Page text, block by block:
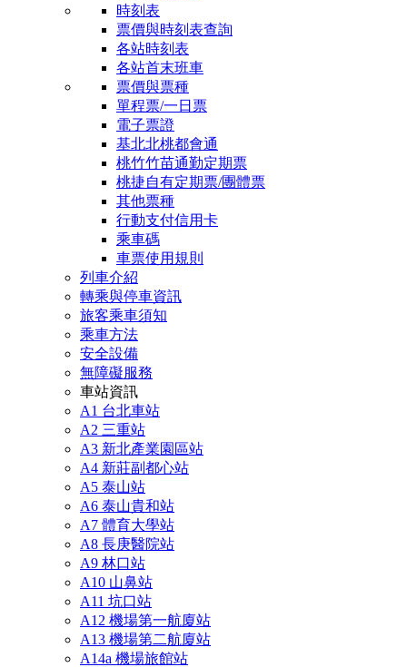
時刻表
票價與時刻表查詢
各站時刻表
各站首末班車
票價與票種
單程票/一日票
電子票證
基北北桃都會通
桃竹竹苗通勤定期票
桃捷自有定期票/團體票
其他票種
行動支付信用卡
乘車碼
車票使用規則
列車介紹
轉乘與停車資訊
旅客乘車須知
乘車方法
安全設備
無障礙服務
車站資訊
A1 台北車站
A2 三重站
A3 新北產業園區站
A4 新莊副都心站
A5 泰山站
A6 泰山貴和站
A7 體育大學站
A8 長庚醫院站
A9 林口站
A10 山鼻站
A11 坑口站
A12 機場第一航廈站
A13 機場第二航廈站
A14a 機場旅館站